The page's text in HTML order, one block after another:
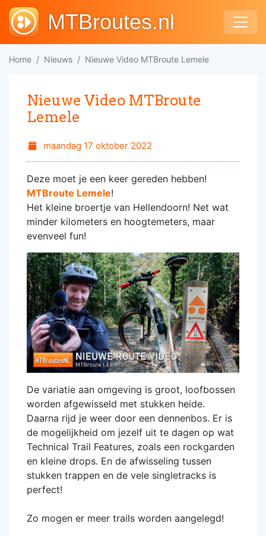
MTBroutes.nl
Home Nieuws Nieuwe Video MTBroute Lemele
Nieuwe Video MTBroute
Lemele
maandag 17 oktober 2022
Deze moet je een keer gereden hebben!
MTBroute Lemele!
Het kleine broertje van Hellendoorn! Net wat
minder kilometers en hoogtemeters, maar
evenveel fun!
De variatie aan omgeving is groot, loofbossen
worden afgewisseld met stukken heide.
Daarna rijd je weer door een dennenbos. Er is
de mogelijkheid om jezelf uit te dagen op wat
Technical Trail Features, zoals een rockgarden
en kleine drops. En de afwisseling tussen
stukken trappen en de vele singletracks is
perfect!
Zo mogen er meer trails worden aangelegd!